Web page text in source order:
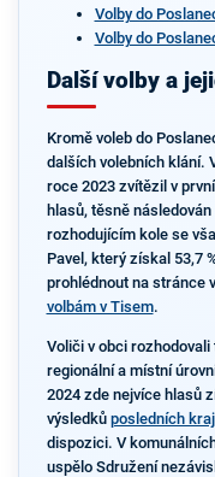
Volby do
Volby do
Další volby a
Kromě voleb do
dalších volebních klání.
roce 2023 zvítězil v
hlasů, těsně
rozhodujícím kole se
Pavel, který získal 53,7
prohlédnout na stránce
volbám v Tisem.
Voliči v obci
regionální a místní
2024 zde nejvíce hlasů
výsledků posledních
dispozici. V
uspělo Sdružení